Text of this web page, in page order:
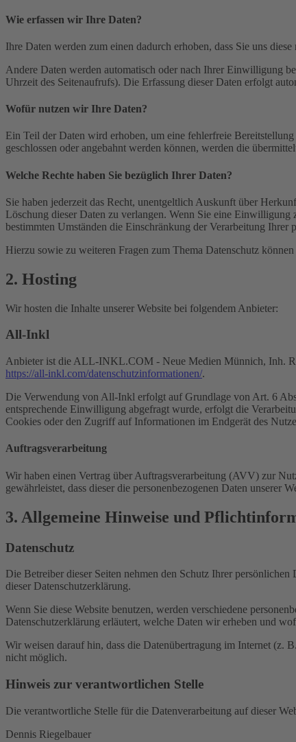
Wie erfassen wir Ihre Daten?
Ihre Daten werden zum einen dadurch erhoben, dass Sie uns
Andere Daten werden automatisch oder nach Ihrer Einwilligung
Uhrzeit des Seitenaufrufs). Die Erfassung dieser Daten erfolgt
Wofür nutzen wir Ihre Daten?
Ein Teil der Daten wird erhoben, um eine fehlerfreie
geschlossen oder angebahnt werden können, werden die
Welche Rechte haben Sie bezüglich Ihrer Daten?
Sie haben jederzeit das Recht, unentgeltlich Auskunft über
Löschung dieser Daten zu verlangen. Wenn Sie eine
bestimmten Umständen die Einschränkung der Verarbeitung Ihrer
Hierzu sowie zu weiteren Fragen zum Thema Datenschutz
2. Hosting
Wir hosten die Inhalte unserer Website bei folgendem Anbieter:
All-Inkl
Anbieter ist die ALL-INKL.COM - Neue Medien Münnich, Inh.
https://all-inkl.com/datenschutzinformationen/.
Die Verwendung von All-Inkl erfolgt auf Grundlage von Art. 6
entsprechende Einwilligung abgefragt wurde, erfolgt die
Cookies oder den Zugriff auf Informationen im Endgerät des
Auftragsverarbeitung
Wir haben einen Vertrag über Auftragsverarbeitung (AVV) zur
gewährleistet, dass dieser die personenbezogenen Daten unserer
3. Allgemeine Hinweise und
Datenschutz
Die Betreiber dieser Seiten nehmen den Schutz Ihrer
dieser Datenschutzerklärung.
Wenn Sie diese Website benutzen, werden verschiedene
Datenschutzerklärung erläutert, welche Daten wir erheben und
Wir weisen darauf hin, dass die Datenübertragung im Internet
nicht möglich.
Hinweis zur verantwortlichen Stelle
Die verantwortliche Stelle für die Datenverarbeitung auf dieser
Dennis Riegelbauer